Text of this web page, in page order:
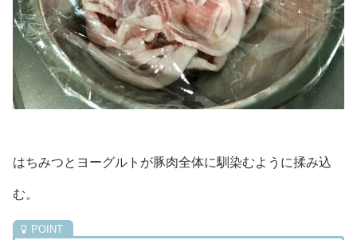
はちみつとヨーグルトが豚肉全体に馴染むように揉み込
む。